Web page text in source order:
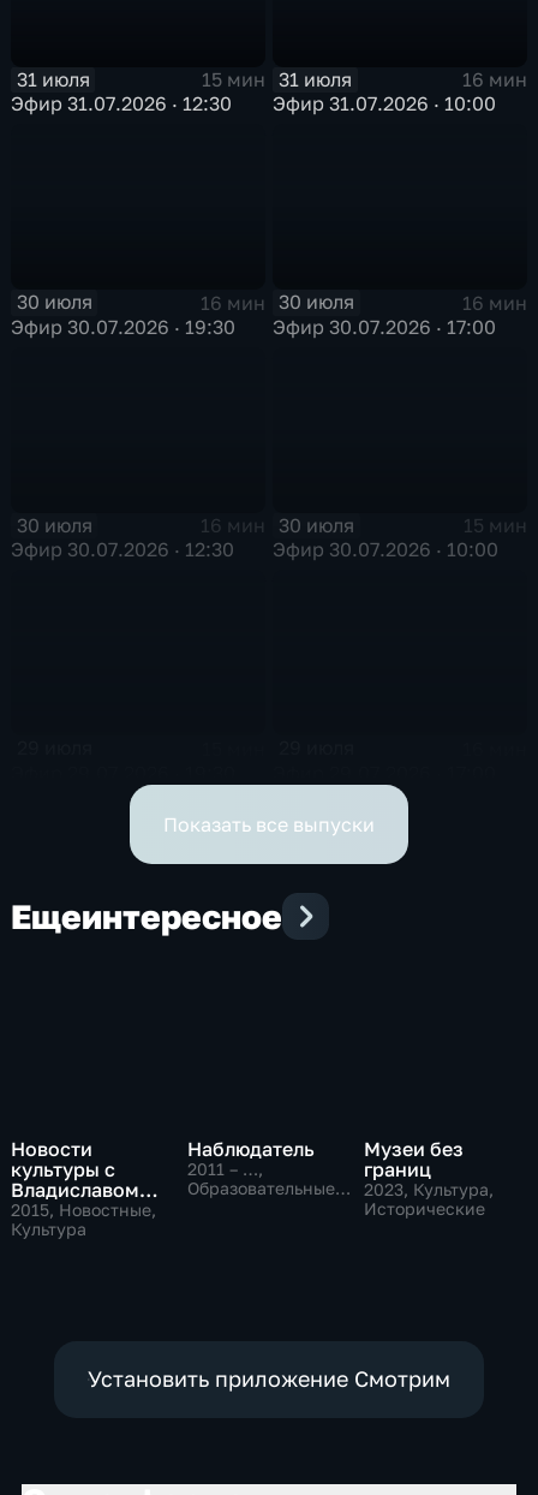
31 июля
15 мин
Эфир 31.07.2026 · 12:30
31 июля
16 мин
Эфир 31.07.2026 · 10:00
30 июля
16 мин
Эфир 30.07.2026 · 19:30
30 июля
16 мин
Эфир 30.07.2026 · 17:00
30 июля
16 мин
Эфир 30.07.2026 · 12:30
30 июля
15 мин
Эфир 30.07.2026 · 10:00
Показать все выпуски
Ещеинтересное
Новости
культуры с
Владиславом
Флярковским
2015, Новостные,
Культура
Наблюдатель
2011 – …,
Образовательные,
Музеи без
границ
2023, Культура,
Исторические
Установить приложение Смотрим